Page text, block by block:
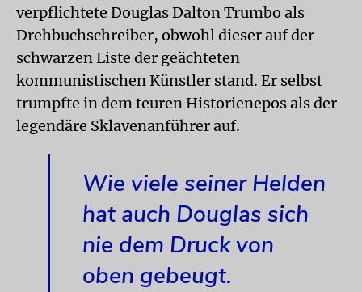
verpflichtete Douglas Dalton Trumbo als
Drehbuchschreiber, obwohl dieser auf der
schwarzen Liste der geächteten
kommunistischen Künstler stand. Er selbst
trumpfte in dem teuren Historienepos als der
legendäre Sklavenanführer auf.
Wie viele seiner Helden
hat auch Douglas sich
nie dem Druck von
oben gebeugt.